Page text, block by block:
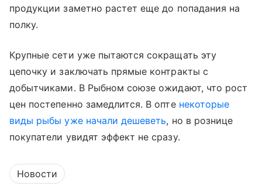
продукции заметно растет еще до попадания на
полку.
Крупные сети уже пытаются сокращать эту
цепочку и заключать прямые контракты с
добытчиками. В Рыбном союзе ожидают, что рост
цен постепенно замедлится. В опте некоторые
виды рыбы уже начали дешеветь, но в рознице
покупатели увидят эффект не сразу.
Новости